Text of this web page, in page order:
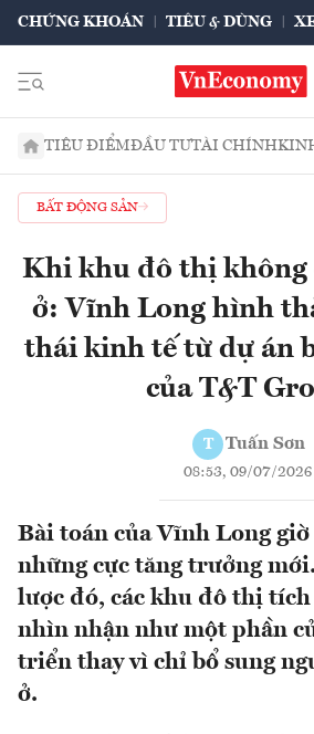
CHỨNG KHOÁN TIÊU & DÙNG
TIÊU ĐIỂMĐẦU TƯTÀI CHÍNH
BẤT ĐỘNG SẢN
Khi khu đô thị không
ở: Vĩnh Long hình
thái kinh tế từ dự án
của T&T
T Tuấn Sơn
08:53, 09/07/2026
Bài toán của Vĩnh Long
những cực tăng trưởng
lược đó, các khu đô thị
nhìn nhận như một phần
triển thay vì chỉ bổ sung
ở.